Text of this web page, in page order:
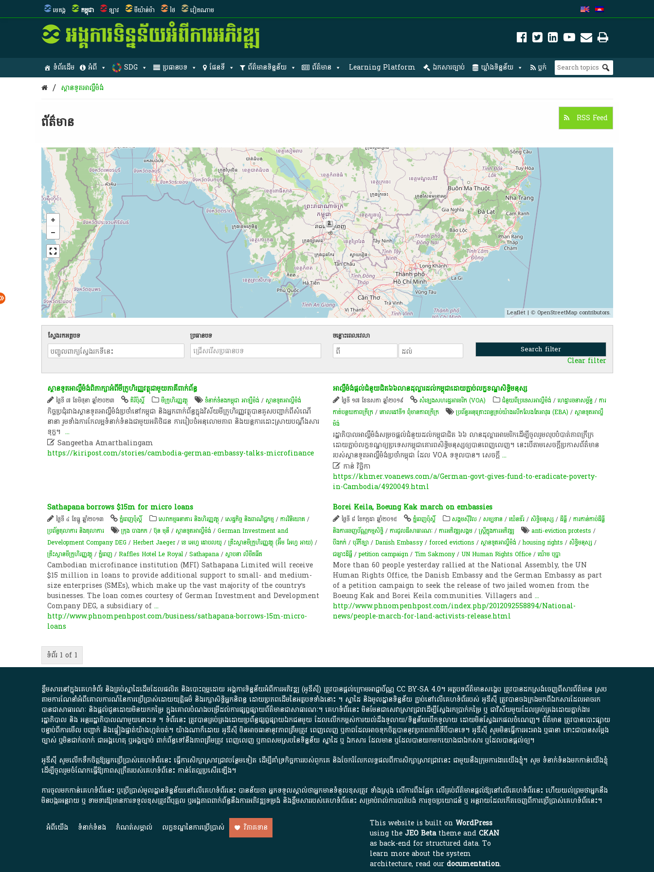
មេគង្គ កម្ពុជា ឡាវ មីយ៉ាន់ម៉ា ថៃ វៀតណាម
ទំព័រដើម អំពី SDG ប្រធានបទ ផែនទី ព័ត៌មានទិន្នន័យ ព័ត៌មាន Learning Platform ឯកសារច្បាប់ ឃ្លាំងទិន្នន័យ ប្លក់
/ ស្ថានទូត​អាល្លឺម៉ង់
ព័ត៌មាន​ RSS Feed
2
Leaflet| © OpenStreetMapcontributors.
ស្វែងរកអត្ថបទ ប្រធានបទ ចន្លោះពេលវេលា
Clear filter
ស្ថានទូត​អា​ល្លឺ​ម៉​ង់​ពិភាក្សា​អំពី​មីក្រូហិរញ្ញវត្ថុ​ជាមួយ​ភាគី​ពាក់ព័ន្ធ​
ថ្ងៃទី ៧ ខែមិថុនា ឆ្នាំ២០២៣ គិរីប៉ុស្តិ៍ មីក្រូហិរញ្ញវត្ថុ ទំនាក់ទំនងកម្ពុជា អាឡឺម៉ង់ /ស្ថានទូត​អាល្លឺម៉ង់
​កិច្ចប្រជុំ​រវាង​ស្ថានទូត​អា​ល្លឺ​ម៉​ង់​ប្រចាំ​នៅ​កម្ពុជា​ និង​អ្នក​ពាក់ព័ន្ធ​ក្នុង​វិស័យ​មីក្រូហិរញ្ញវត្ថុ​បាន​គូសបញ្ជាក់​ពី​សំណើ​
នានា​ រួម​ទាំង​ការ​កែ​លម្អ​ទំនាក់ទំនង​ជាមួយ​អតិថិជន​ ការ​រៀបចំ​អនុលោម​ភាព​ និង​យន្តការ​ដោះស្រាយ​បណ្តឹង​សារ
ទុក្ខ​។ ​ ...
Sangeetha Amarthalingam
https://kiripost.com/stories/cambodia-german-embassy-talks-microfinance
អាល្លឺម៉ង់​ផ្តល់​ជំនួយ​ជិត​៦៦​លាន​ដុល្លារ​ដល់​កម្ពុជា​ដោយ​ភ្ជាប់​លក្ខខណ្ឌ​​​សិទ្ធិ​មនុស្ស
ថ្ងៃទី ១៧ ខែឧសភា ឆ្នាំ២០១៩ សំឡេង​សហរដ្ឋ​អាមេរិក (VOA) ជំនួយពីប្រទេសអាល្លឺម៉ង់ /ហេដ្ឋារចនាសម្ព័ន្ធ /ការ
កាត់បន្ថយភាពក្រីក្រ/គោលដៅ​ទី​១​ ពុំ​មាន​ភាព​ក្រីក្រ ប្រព័ន្ធ​អនុ​គ្រោះ​ពន្ធ​គ្រប់​យ៉ាង​លើក​លែង​តែ​អាវុធ (EBA) /ស្ថានទូត​អាល្លឺ
ម៉ង់
រដ្ឋាភិបាល​អាល្លឺម៉ង់​សម្រច​ផ្តល់​ជំនួយ​ដល់​កម្ពុជាជិត​ ៦៦ លាន​ដុល្លារ​អាមេរិក​ដើម្បី​ចូល​រួម​លុប​បំបាត់​ភាព​ក្រីក្រ
ដោយ​ភ្ជាប់​លក្ខខណ្ឌ​ឲ្យប្រទេស​កម្ពុជា​គោរព​សិទ្ធិ​មនុស្ស​ឲ្យ​បាន​ពេញ​លេញ។ ​នេះ​បើ​តាម​សេចក្តី​ប្រកាស​ព័ត៌មាន​
របស់​ស្ថានទូត​អាល្លឺម៉ង់​ប្រចាំ​កម្ពុជា ​ដែល​ VOA​ ទទួល​បាន។​​ សេចក្តី...
 កាន់ វិច្ឆិកា
https://khmer.voanews.com/a/German-govt-gives-fund-to-eradicate-poverty-
in-Cambodia/4920049.html
Sathapana borrows $15m for micro loans
ថ្ងៃទី ៤ ខែធ្នូ ឆ្នាំ២០១៣ ភ្នំពេញប៉ុស្តិ៍ សេវាកម្មធនាគារ និងហិរញ្ញវត្ថុ/សេដ្ឋកិច្ច និងពាណិជ្ជកម្ម/ការវិនិយោគ/
ប្រព័ន្ធតុលាការ និងតុលាការ
ក្រុង បាងកក/ប៊ុន មុនី /ស្ថានទូត​អាល្លឺម៉ង់ /German Investment and
Development Company DEG /Herbert Jaeger/ខេ អេហ្វ ដោបលយូ/គ្រឹះស្ថាន​មីក្រូហិរញ្ញវត្ថុ (អ៊ឹម អែហ្វ អាយ) /
គ្រឹះស្ថានមីក្រូ​ហិរញ្ញវត្ថុ/ភ្នំពេញ /Raffles Hotel Le Royal/Sathapana/ស្ថាបនា លីមីតធីត
Cambodian microfinance institution (MFI) Sathapana Limited will receive
$15 million in loans to provide additional support to small- and medium-
size enterprises (SMEs), which make up the vast majority of the country’s
businesses. The loan comes courtesy of German Investment and Development
Company DEG, a subsidiary of ...
http://www.phnompenhpost.com/business/sathapana-borrows-15m-micro-
loans
Borei Keila, Boeung Kak march on embassies
ថ្ងៃទី ៨ ខែកក្កដា ឆ្នាំ២០១៥ ភ្នំពេញប៉ុស្តិ៍ សង្គមស៊ីវិល/សម្បទាន /យ៉េនឌ័រ/សិទ្ធិមនុស្ស/ដីធ្លី/ការកាន់កាប់​ដីធ្លី
និង​ការចេញ​ប័ណ្ណកម្មសិទ្ធិ​/ការជួលដីសាធារណៈ /ការ​អភិវឌ្ឍ​សង្គម/ស្ត្រីក្នុងការអភិវឌ្ឍ anti-eviction protests /
បឹងកក់/បុរីកីឡា /Danish Embassy/forced evictions /ស្ថានទូត​អាល្លឺម៉ង់ /housing rights /សិទ្ធិមនុស្ស/
ជម្លោះ​ដីធ្លី/petition campaign/Tim Sakmony/UN Human Rights Office/យ៉ោម បុប្ផា
More than 60 people yesterday rallied at the National Assembly, the UN
Human Rights Office, the Danish Embassy and the German Embassy as part
of a petition campaign to seek the release of two jailed women from the
Boeung Kak and Borei Keila communities. Villagers and...
http://www.phnompenhpost.com/index.php/2012092558894/National-
news/people-march-for-land-activists-release.html
ទំព័រ 1 of 1
ខ្លឹមសារ​នៅ​ក្នុង​គេហទំព័រ និង​គ្រប់​ស្នា​ដៃ​ដើម​ដែល​ផលិត​ និង​បោះពុម្ព​ដោយ​ អង្គការ​ទិន្នន័យ​អំពី​ការអភិវឌ្ឍ​​ (អូ​ឌី​ស៊ី)​ ត្រូវ​បាន​ផ្តល់​ក្រោម​អាជ្ញាប័ណ្ណ​ CC BY-SA 4.0។​ អត្ថបទ​ព័ត៌មាន​សង្ខេប​ ត្រូវ​បាន​ដកស្រង់​ចេញពី​សារព័ត៌មាន ស្រប
តាមការ​ណែនាំ​អំពី​គោលការណ៍​នៃ​ការ​ប្រើប្រាស់​ដោយ​យុត្តិធម៌​ និង​រក្សាសិទ្ធិអ្នកនិពន្ធ ដោយ​ប្រភពដើម​នៃ​​អត្ថបទទាំង​នោះ​ ។​ ស្នាដៃ​ និង​មូលដ្ឋាន​ទិន្នន័យ ​ភ្ជាប់​នៅ​លើ​គេហទំព័រ​របស់​ អូ​ឌី​ស៊ី​ ត្រូវ​បាន​ចងក្រង​មក​ពី​ឯកសារ​ដែល​អាច​រក​
បានជា​សាធារណៈ​ និង​ផ្តល់​ជូន​ដោយ​មិន​យក​កម្រៃ​ ក្នុង​គោលបំណង​បម្រើ​ដល់ការ​ផ្សព្វផ្សាយ​ព័ត៌មាន​ជា​សាធារណៈ​។​ គេហទំព័រ​នេះ​ មិនមែន​ជា​សេវា​ស្រាវជ្រាវ​ដើម្បី​ស្វែងរកប្រាក់​កម្រៃ​ ឬ​ ជា​វិស័យ​មួយ​ដែល​គ្រប់គ្រង​ដោយ​ភ្នាក់ងារ​
រដ្ឋាភិបាល​ និង ​អន្តររដ្ឋាភិបាល​ណាមួយ​នោះ​ទេ ​។​ ទំព័រ​នេះ​ ត្រូវ​បាន​គ្រប់គ្រង​ដោយ​ប្រព័ន្ធ​ផ្សព្វផ្សាយ​ឯកជន​មួយ​ ដែល​លើកកម្ពស់​ការ​យល់​ដឹង​ទូលាយ​/​ទិន្នន័យ​បើក​ទូលាយ​ ដោយ​មិនស្វែង​រក​ផល​ចំណេញ​។​ ព័ត៌មាន​ ត្រូវ​បាន​បោះផ្សាយ​
បន្ទាប់​ពី​ការ​មើល​ បញ្ជាក់​ និង​ផ្ទៀងផ្ទាត់​យ៉ាង​ហ្មត់ចត់​។​ យ៉ាងណា​ក៏​ដោយ​ អូ​ឌី​ស៊ី​ មិន​អាច​ធានា​នូវ​ភាព​ត្រឹមត្រូវ​ ពេញលេញ​ ឬ​ភាព​ដែល​អាច​ទុកចិត្ត​បាននូវ​ប្រភព​ភាគី​ទី​បី​បាន​ទេ​។​ អូ​ឌី​ស៊ី​ សូម​មិន​ធ្វើការ​អះអាង​ ឬ​ធានា​ ទោះជា​បាន​សម្តែង​
ច្បាស់​ ឬ​មិន​ជាក់លាក់​ ជា​អង្គហេតុ​ ឬ​អង្គច្បាប់​ ពាក់ព័ន្ធ​ទៅ​នឹង​ភាព​ត្រឹមត្រូវ​ ពេញលេញ​ ឬ​ភាព​សម​ស្រប​នៃ​ទិន្នន័យ​ ស្នាដៃ​ ឬ​ ឯកសារ​ ដែល​មាន​ ឬ​ដែល​បាន​យក​មក​យោង​ជា​ឯកសារ​ ឬ​ដែល​បាន​ផ្តល់​ឲ្យ​។
អូឌីស៊ី សូមលើកទឹកចិត្តឱ្យអ្នកប្រើប្រាស់គេហទំព័រនេះ ធ្វើការសិក្សាស្រាវជ្រាវបន្ថែមទៀត ដើម្បីគាំទ្រកិច្ចការ​របស់ពួកគេ និងចែករំលែកលទ្ធផលពីការសិក្សាស្រាវជ្រាវនេះ ជាមួយនឹងក្រុមការងារយើងខ្ញុំ។ សូម ទំនាក់ទំនងមកកាន់យើងខ្ញុំ
ដើម្បីចូលរួមចំណែកធ្វើឱ្យភាពសុក្រឹតរបស់គេហទំព័នេះ កាន់តែល្អប្រសើរឡើង។
ការចូលមកកាន់គេហទំព័រនេះ ឬប្រើប្រាស់មូលដ្ឋានទិន្នន័យនៅលើគេហទំព័រនេះ បានន័យថា អ្នកទទួលស្គាល់ថាអ្នកមានទំនួលខុសត្រូវ ទាំងស្រុង លើការពឹងផ្អែក លើគ្រប់ព័ត៌មានផ្តល់ឱ្យនៅលើគេហទំព័រនេះ ហើយយល់ព្រមថាអ្នកនឹង
មិនបង្ករអន្តរាយ ឬ ទាមទារ​ឱ្យមានការទទួលខុស​ត្រូវពីបុគ្គល ឬអង្គភាពពាក់ព័ន្ធនឹងការអភិវឌ្ឍទម្រង់ និងខ្លឹមសាររបស់គេហទំព័រនេះ សម្រាប់រាល់ការបាត់បង់ ការខូចប្រយោជន៍ ឬ អន្តរាយដែលកើតចេញពីការប្រើប្រាស់គេហទំព័រនេះ។
អំពី​យើង​ ទំនាក់ទំនង កំណត់សម្គាល់ លក្ខខណ្ឌនៃការប្រើប្រាស់ វិភាគទាន This website is built on WordPress
using the JEO Betatheme and CKAN
as back-end for structured data. To
learn more about the system
architecture, read our documentation.